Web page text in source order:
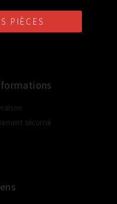
CONSEILS PERSONNALISÉS
D'UN PROFESSIONNEL
sécurisé
PIÈCES